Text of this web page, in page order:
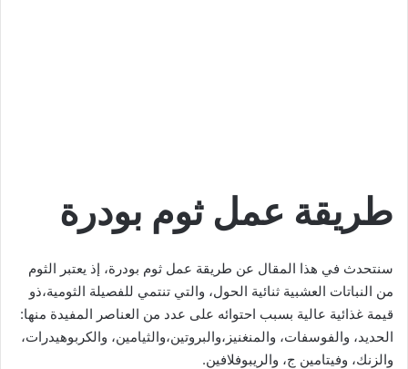
طريقة عمل ثوم بودرة
سنتحدث في هذا المقال عن طريقة عمل ثوم بودرة، إذ يعتبر الثوم
من النباتات العشبية ثنائية الحول، والتي تنتمي للفصيلة الثومية،ذو
قيمة غذائية عالية بسبب احتوائه على عدد من العناصر المفيدة منها:
الحديد، والفوسفات، والمنغنيز،والبروتين،والثيامين، والكربوهيدرات،
والزنك، وفيتامين ج، والريبوفلافين.